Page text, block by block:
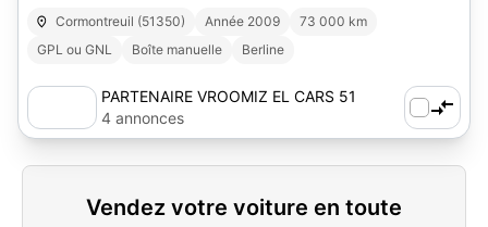
Cormontreuil (51350) Année 2009
73 000 km
GPL ou GNL
Boîte manuelle Berline
PARTENAIRE VROOMIZ EL CARS 51
4 annonces
Vendez votre voiture en toute